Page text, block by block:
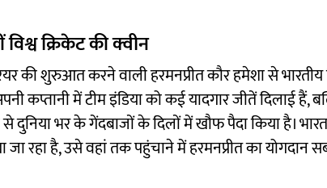
क्रिकेट की क्वीन
की शुरुआत करने वाली हरमनप्रीत कौर हमेशा से भारतीय
कप्तानी में टीम इंडिया को कई यादगार जीतें दिलाई हैं,
भर के गेंदबाजों के दिलों में खौफ पैदा किया है।
रहा है, उसे वहां तक पहुंचाने में हरमनप्रीत का योगदान